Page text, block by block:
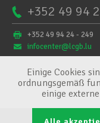
+352 49 94
+352 49 94 24 - 249
infocenter@lcgb.lu
Einige Cookies
ordnungsgemäß
einige